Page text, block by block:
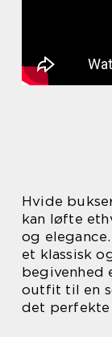
Hvide
kan løfte
og
et klassisk
begivenhed
outfit til en
det perfekte